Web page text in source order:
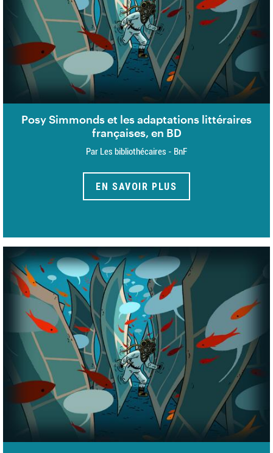
Posy Simmonds et les adaptations littéraires
françaises, en BD
Par Les bibliothécaires - BnF
EN SAVOIR PLUS